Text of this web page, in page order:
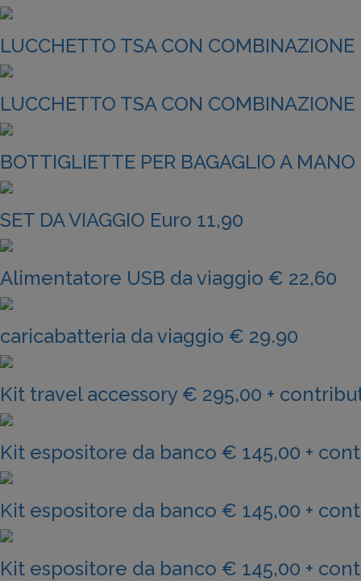
LUCCHETTO TSA CON
LUCCHETTO TSA CON
BOTTIGLIETTE PER BAGAGLIO A
SET DA VIAGGIO Euro 11,90
Alimentatore USB da viaggio € 22,60
caricabatteria da viaggio € 29.90
Kit travel accessory € 295,00 +
Kit espositore da banco € 145,00 +
Kit espositore da banco € 145,00 +
Kit espositore da banco € 145,00 +